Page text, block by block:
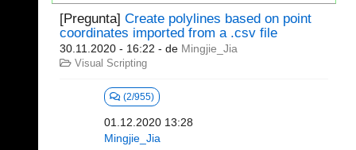
[Pregunta] Create polylines based on point
coordinates imported from a .csv file
30.11.2020 - 16:22 - de Mingjie_Jia
Visual Scripting
(2/955)
01.12.2020 13:28
Mingjie_Jia